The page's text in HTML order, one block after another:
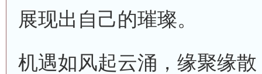
展现出自己的璀璨。
机遇如风起云涌，缘聚缘